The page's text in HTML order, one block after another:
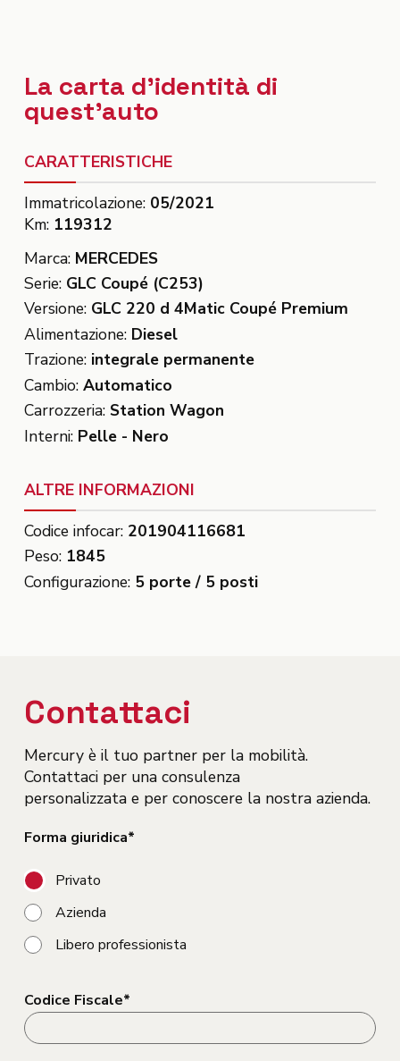
La carta d'identità di
quest'auto
CARATTERISTICHE
Immatricolazione: 05/2021
Km: 119312
Marca: MERCEDES
Serie: GLC Coupé (C253)
Versione: GLC 220 d 4Matic Coupé Premium
Alimentazione: Diesel
Trazione: integrale permanente
Cambio: Automatico
Carrozzeria: Station Wagon
Interni: Pelle - Nero
ALTRE INFORMAZIONI
Codice infocar: 201904116681
Peso: 1845
Configurazione: 5 porte / 5 posti
Contattaci
Mercury è il tuo partner per la mobilità.
Contattaci per una consulenza
personalizzata e per conoscere la nostra azienda.
Forma giuridica*
Privato
Azienda
Libero professionista
Codice Fiscale*